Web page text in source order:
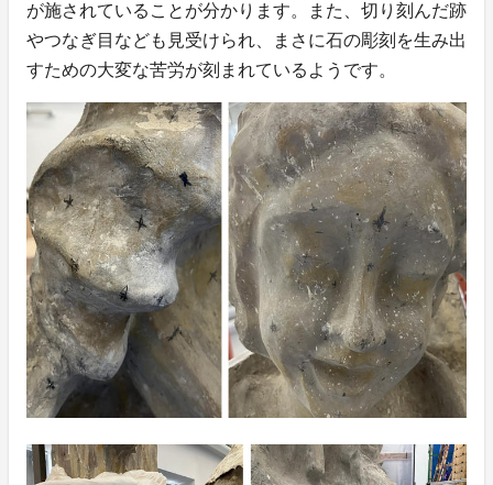
が施されていることが分かります。また、切り刻んだ跡
やつなぎ目なども見受けられ、まさに石の彫刻を生み出
すための大変な苦労が刻まれているようです。